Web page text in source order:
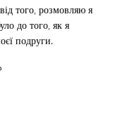
того, розмовляю я
до того, як я
подруги.